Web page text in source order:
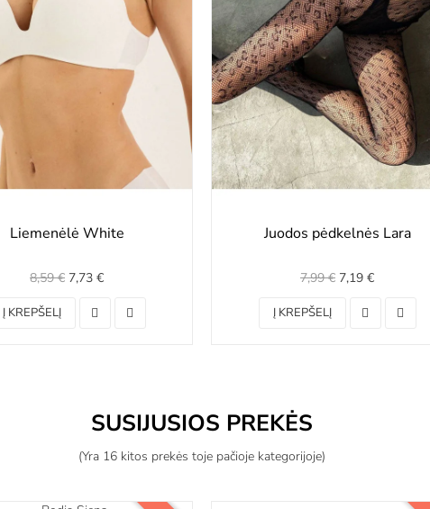
Liemenėlė White
8,59 € 7,73 €
Į KREPŠELĮ
Juodos pėdkelnės Lara
7,99 € 7,19 €
Į KREPŠELĮ
SUSIJUSIOS PREKĖS
(Yra 16 kitos prekės toje pačioje kategorijoje)